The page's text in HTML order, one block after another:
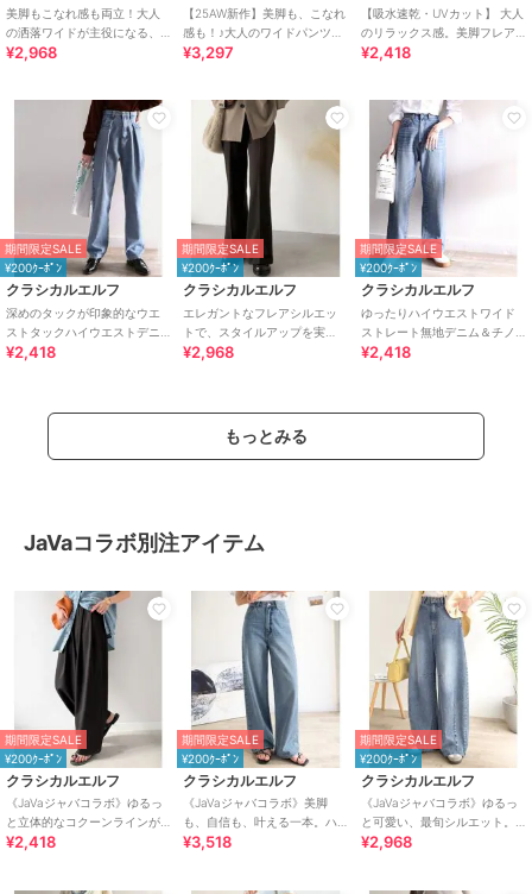
美脚もこなれ感も両立！大人
の洒落ワイドが主役になる、
ブラッシュドジャージハイウ
¥2,968
【25AW新作】美脚も、こなれ
感も！♪大人のワイドパンツ。
ベルテッドワイドイージース
¥3,297
【吸水速乾・UVカット】 大人
のリラックス感。美脚フレア
パンツ
¥2,418
期間限定SALE
¥200ｸｰﾎﾟﾝ
クラシカルエルフ
深めのタックが印象的なウエ
ストタックハイウエストデニ
ム＆チノセミワイドパンツ
¥2,418
期間限定SALE
¥200ｸｰﾎﾟﾝ
クラシカルエルフ
エレガントなフレアシルエッ
トで、スタイルアップを実
現！ブラッシュドジャージー
¥2,968
期間限定SALE
¥200ｸｰﾎﾟﾝ
クラシカルエルフ
ゆったりハイウエストワイド
ストレート無地デニム＆チノ
パンツ
¥2,418
もっとみる
JaVaコラボ別注アイテム
期間限定SALE
¥200ｸｰﾎﾟﾝ
クラシカルエルフ
《JaVaジャバコラボ》ゆるっ
と立体的なコクーンラインが
魅力！ツータックイージー軽
¥2,418
期間限定SALE
¥200ｸｰﾎﾟﾝ
クラシカルエルフ
《JaVaジャバコラボ》美脚
も、自信も、叶える一本。ハ
イウエストセミワイドデニム
¥3,518
期間限定SALE
¥200ｸｰﾎﾟﾝ
クラシカルエルフ
《JaVaジャバコラボ》ゆるっ
と可愛い、最旬シルエット。
バレルレッグワイドカーブデ
¥2,968